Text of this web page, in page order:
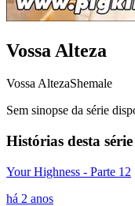
Vossa Alteza
Vossa AltezaShemale
Sem sinopse da série
Histórias desta série
Your Highness - Parte 12
há 2 anos